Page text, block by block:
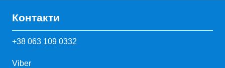
Контакти
+38 063 109 0332
Viber